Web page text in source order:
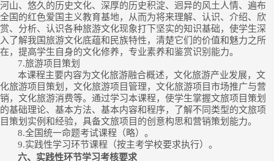
河山、悠久的历史文化、深厚的历史积淀、迥异的风土人情、遍布
全国的红色爱国主义教育基地，从而为将来理解、认识、介绍、欣
赏、分析、认识各种旅游文化现象打下坚实的知识基础，使学生深
入了解我国旅游文化底蕴和民族特性，清楚它们的价值和魅力之所
在，提高学生自身的文化修养，专业素养和鉴赏识别能力。
7.旅游项目策划
本课程主要内容为文化旅游融合概述，文化旅游产业发展，文
化旅游项目策划，文化旅游项目管理，文化旅游项目市场推广与营
销，文化旅游消费等。通过学习本课程，使学生掌握文旅项目策划
的基础理论、基本方法、基本内容和程序，了解不同类型的文旅项
目策划实例和经验，具备文旅项目的创意构思和营销策划能力。
8.全国统一命题考试课程（略） 。
9.实践性学习环节课程（按主考学校要求执行） 。
六、实践性环节学习考核要求